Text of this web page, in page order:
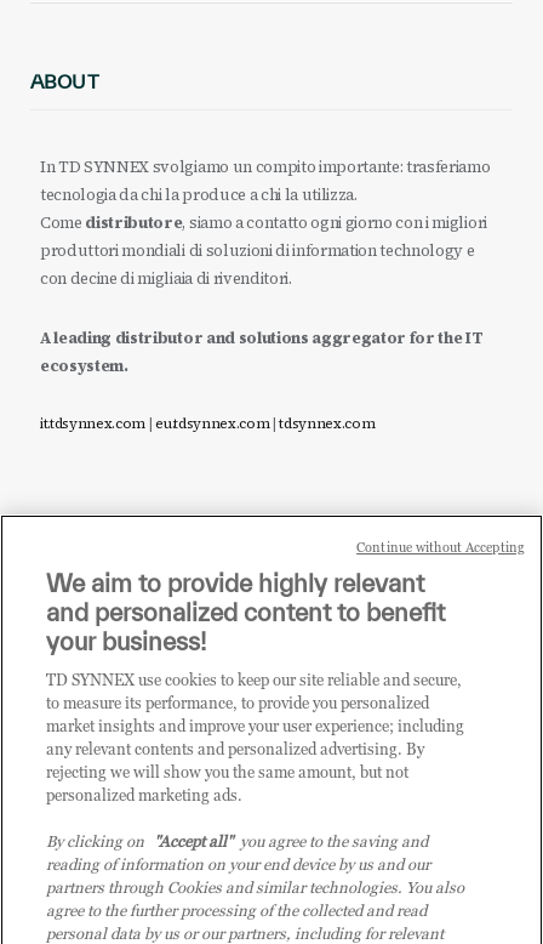
ABOUT
In TD SYNNEX svolgiamo un compito importante: trasferiamo
tecnologia da chi la produce a chi la utilizza.
Come distributore, siamo a contatto ogni giorno con i migliori
produttori mondiali di soluzioni di information technology e
con decine di migliaia di rivenditori.
A leading distributor and solutions aggregator for the IT
ecosystem.
it.tdsynnex.com|eu.tdsynnex.com|tdsynnex.com
Sei un rivenditore di tecnologia e desideri acquistare
i prodotti o le soluzioni trattate sul blog?
CLICCA QUI E DIVENTA
CLIENTE TD SYNNEX
We aim to provide highly relevant
and personalized content to benefit
your business!
TD SYNNEX use cookies to keep our site reliable and secure,
to measure its performance, to provide you personalized
market insights and improve your user experience; including
any relevant contents and personalized advertising. By
rejecting we will show you the same amount, but not
personalized marketing ads.
By clicking on "Accept all"you agree to the saving and
reading of information on your end device by us and our
partners through Cookies and similar technologies. You also
agree to the further processing of the collected and read
personal data by us or our partners, including for relevant
Continue without Accepting